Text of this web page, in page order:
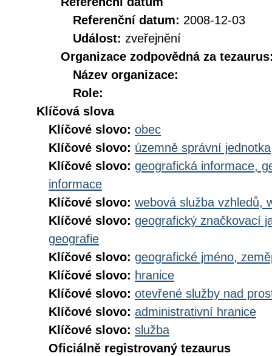
Referenční datum: 2008-12-03
Událost: zveřejnění
Organizace zodpovědná za
Název organizace:
Role:
Klíčová slova
Klíčové slovo: obec
Klíčové slovo: územně správní jednotka
Klíčové slovo: geografická informace,
informace
Klíčové slovo: webová služba vzhledů,
Klíčové slovo: geografický značkovací
geografie
Klíčové slovo: geografické jméno,
Klíčové slovo: hranice
Klíčové slovo: otevřené služby nad
Klíčové slovo: administrativní hranice
Klíčové slovo: služba
Oficiálně registrovaný tezaurus